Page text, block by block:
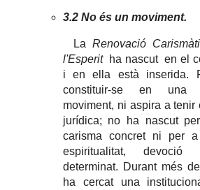
3.2 No és un moviment.
La Renovació
l'Esperitha nascut en el
i en ella està inserida.
constituir-se en una
moviment, ni aspira a tenir
jurídica; no ha nascut
carisma concret ni per
espiritualitat, devoció
determinat. Durant més
ha cercat una